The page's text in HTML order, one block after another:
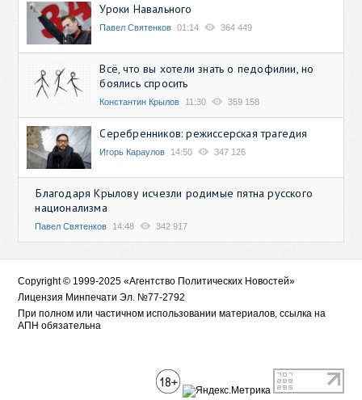
Уроки Навального
Павел Святенков 01:14 364 449
Всё, что вы хотели знать о педофилии, но
боялись спросить
Константин Крылов 11:30 359 158
Серебренников: режиссерская трагедия
Игорь Караулов 14:50 347 126
Благодаря Крылову исчезли родимые пятна русского
национализма
Павел Святенков 14:48 342 917
Copyright © 1999-2025 «Агентство Политических Новостей»
Лицензия Минпечати Эл. №77-2792
При полном или частичном использовании материалов, ссылка на
АПН обязательна